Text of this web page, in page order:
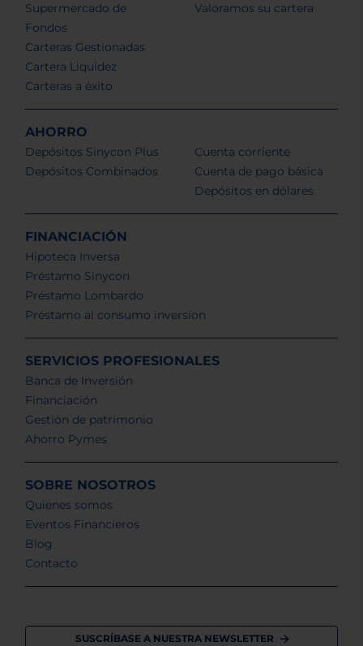
Supermercado de
Fondos
Carteras Gestionadas
Cartera Liquidez
Carteras a éxito
Valoramos su cartera
AHORRO
Depósitos Sinycon Plus
Depósitos Combinados
Cuenta corriente
Cuenta de pago básica
Depósitos en dólares
FINANCIACIÓN
Hipoteca Inversa
Préstamo Sinycon
Préstamo Lombardo
Préstamo al consumo inversion
SERVICIOS PROFESIONALES
Banca de Inversión
Financiación
Gestión de patrimonio
Ahorro Pymes
SOBRE NOSOTROS
Quienes somos
Eventos Financieros
Blog
Contacto
SUSCRÍBASE A NUESTRA NEWSLETTER